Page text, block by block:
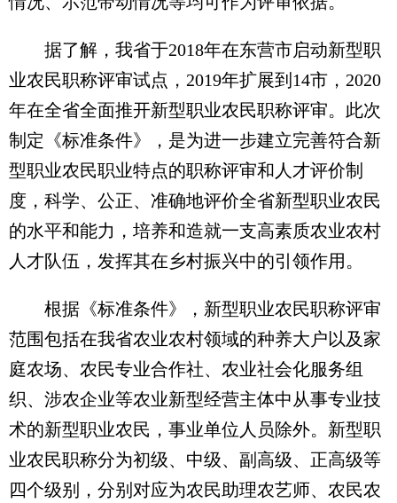
据了解，我省于2018年在东营市启动新型职
业农民职称评审试点，2019年扩展到14市，2020
年在全省全面推开新型职业农民职称评审。此次
制定《标准条件》，是为进一步建立完善符合新
型职业农民职业特点的职称评审和人才评价制
度，科学、公正、准确地评价全省新型职业农民
的水平和能力，培养和造就一支高素质农业农村
人才队伍，发挥其在乡村振兴中的引领作用。
根据《标准条件》，新型职业农民职称评审
范围包括在我省农业农村领域的种养大户以及家
庭农场、农民专业合作社、农业社会化服务组
织、涉农企业等农业新型经营主体中从事专业技
术的新型职业农民，事业单位人员除外。新型职
业农民职称分为初级、中级、副高级、正高级等
四个级别，分别对应为农民助理农艺师、农民农